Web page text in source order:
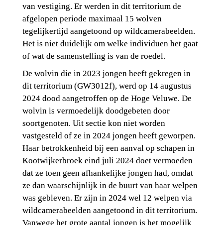
van vestiging. Er werden in dit territorium de
afgelopen periode maximaal 15 wolven
tegelijkertijd aangetoond op wildcamerabeelden.
Het is niet duidelijk om welke individuen het gaat
of wat de samenstelling is van de roedel.
De wolvin die in 2023 jongen heeft gekregen in
dit territorium (GW3012f), werd op 14 augustus
2024 dood aangetroffen op de Hoge Veluwe. De
wolvin is vermoedelijk doodgebeten door
soortgenoten. Uit sectie kon niet worden
vastgesteld of ze in 2024 jongen heeft geworpen.
Haar betrokkenheid bij een aanval op schapen in
Kootwijkerbroek eind juli 2024 doet vermoeden
dat ze toen geen afhankelijke jongen had, omdat
ze dan waarschijnlijk in de buurt van haar welpen
was gebleven. Er zijn in 2024 wel 12 welpen via
wildcamerabeelden aangetoond in dit territorium.
Vanwege het grote aantal jongen is het mogelijk